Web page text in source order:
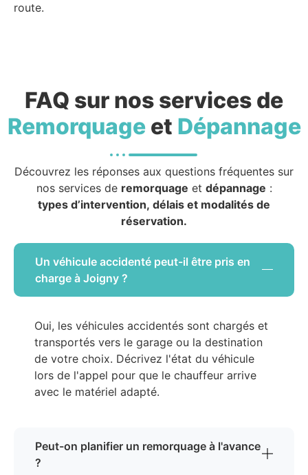
route.
FAQ sur nos services de
Remorquageet Dépannage
Découvrez les réponses aux questions fréquentes sur
nos services de remorquage et dépannage :
types d’intervention, délais et modalités de
réservation.
Un véhicule accidenté peut-il être pris en
charge à Joigny ?
Oui, les véhicules accidentés sont chargés et
transportés vers le garage ou la destination
de votre choix. Décrivez l'état du véhicule
lors de l'appel pour que le chauffeur arrive
avec le matériel adapté.
Peut-on planifier un remorquage à l'avance
?